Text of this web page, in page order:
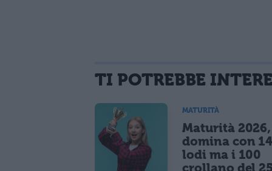
TI POTREBBE
MATURITÀ
Maturità
domina con
lodi ma i 100
crollano del